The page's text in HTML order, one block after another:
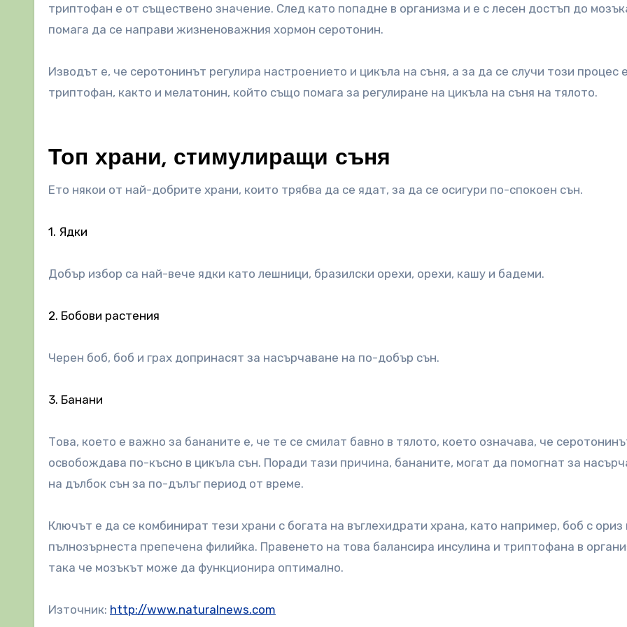
триптофан е от съществено значение. След като попадне в организма и е с лесен достъп до
помага да се направи жизненоважния хормон серотонин.
Изводът е, че серотонинът регулира настроението и цикъла на съня, а за да се случи този процес
триптофан, както и мелатонин, който също помага за регулиране на цикъла на съня на тялото.
Топ храни, стимулиращи съня
Ето някои от най-добрите храни, които трябва да се ядат, за да се осигури по-спокоен сън.
1. Ядки
Добър избор са най-вече ядки като лешници, бразилски орехи, орехи, кашу и бадеми.
2. Бобови растения
Черен боб, боб и грах допринасят за насърчаване на по-добър сън.
3. Банани
Това, което е важно за бананите е, че те се смилат бавно в тялото, което означава, че
освобождава по-късно в цикъла сън. Поради тази причина, бананите, могат да помогнат за
на дълбок сън за по-дълъг период от време.
Ключът е да се комбинират тези храни с богата на въглехидрати храна, като например, боб с ориз
пълнозърнеста препечена филийка. Правенето на това балансира инсулина и триптофана в
така че мозъкът може да функционира оптимално.
Източник: http://www.naturalnews.com